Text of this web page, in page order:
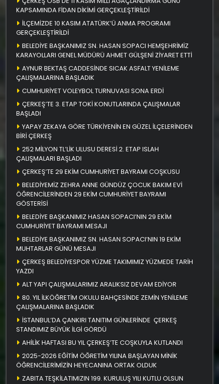
KAPSAMINDA FİDAN DİKİMİ GERÇEKLEŞTİRİLDİ
İLÇEMİZDE 10 KASIM ATATÜRK’Ü ANMA PROGRAMI
GERÇEKLEŞTİRİLDİ
BELEDİYE BAŞKANIMIZ SN. HASAN SOPACI HEMŞEHRİMİZ
KARAYOLLARI GENEL MÜDÜRÜ AHMET GÜLŞENİ ZİYARET ETTİ
AYNUR BEKTAŞ CADDESİNDE SICAK ASFALT YENİLEME
ÇALIŞMALARINA BAŞLADIK
CUMHURİYET VOLEYBOL TURNUVASI SONA ERDİ
ÇERKEŞ’TE 3. ETAP TOKİ KONUTLARINDA ÇALIŞMALAR
BAŞLADI
YAPAY ZEKAYA GÖRE TÜRKİYENİN EN GÜZEL İLÇELERİNDEN
BİRİ ÇERKEŞ
252 MİLYON TL’LİK ULUSU DERESİ 2. ETAP ISLAH
ÇALIŞMALARI BAŞLADI
ÇERKEŞ’TE 29 EKİM CUMHURİYET BAYRAMI COŞKUSU
BELEDİYEMİZ ZEHRA ANNE GÜNDÜZ ÇOCUK BAKIM EVİ
ÖĞRENCİLERİNDEN 29 EKİM CUMHURİYET BAYRAMI
GÖSTERİSİ
BELEDİYE BAŞKANIMIZ HASAN SOPACI’NIN 29 EKİM
CUMHURİYET BAYRAMI MESAJI
BELEDİYE BAŞKANIMIZ SN. HASAN SOPACI’NIN 19 EKİM
MUHTARLAR GÜNÜ MESAJI
ÇERKEŞ BELEDİYESPOR YÜZME TAKIMIMIZ YÜZMEDE TARİH
YAZDI
ALT YAPI ÇALIŞMALARIMIZ ARALIKSIZ DEVAM EDİYOR
80. YIL İLKÖĞRETİM OKULU BAHÇESİNDE ZEMİN YENİLEME
ÇALIŞMALARINA BAŞLADIK
İSTANBUL’DA ÇANKIRI TANITIM GÜNLERİNDE ÇERKEŞ
STANDIMIZ BÜYÜK İLGİ GÖRDÜ
AHİLİK HAFTASI BU YIL ÇERKEŞ’TE COŞKUYLA KUTLANDI
2025-2026 EĞİTİM ÖĞRETİM YILINA BAŞLAYAN MİNİK
ÖĞRENCİLERİMİZİN HEYECANINA ORTAK OLDUK
ZABITA TEŞKİLATIMIZIN 199. KURULUŞ YILI KUTLU OLSUN